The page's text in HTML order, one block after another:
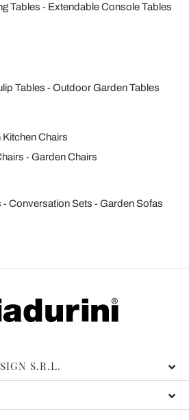
Tables
Extendable Console Tables
Tables Outdoor Garden Tables
Chairs
Garden Chairs
Conversation Sets
Garden Sofas
S.R.L.